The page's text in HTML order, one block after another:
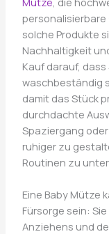
solche Produkte
Nachhaltigkeit
Kauf darauf,
waschbeständig
damit das Stück
durchdachte
Spaziergang
ruhiger zu
Routinen zu
Eine Baby Mütze
Fürsorge sein:
Anziehens und